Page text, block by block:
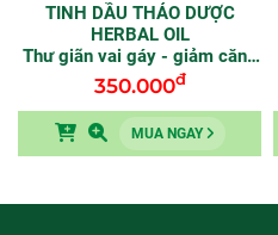
TINH DẦU THẢO DƯỢC
HERBAL OIL
Thư giãn vai gáy - giảm căng
thẳng
Chai 10ml
350.000đ
MUA NGAY